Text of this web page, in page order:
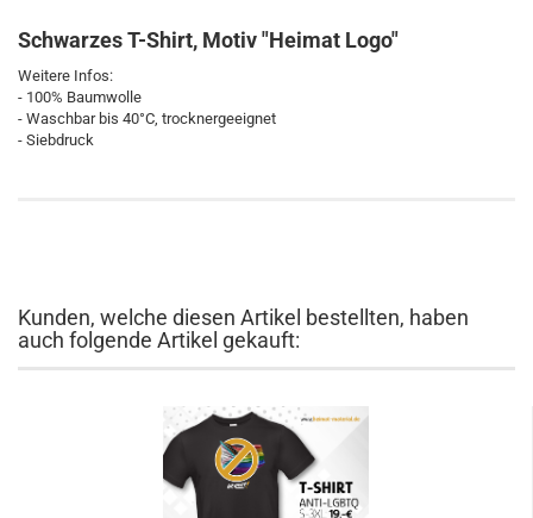
Schwarzes T-Shirt, Motiv "Heimat Logo"
Weitere Infos:
- 100% Baumwolle
- Waschbar bis 40°C, trocknergeeignet
- Siebdruck
Kunden, welche diesen Artikel bestellten, haben
auch folgende Artikel gekauft: